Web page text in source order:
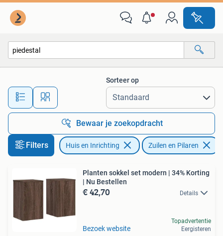
Alle afstanden…
Sorteer op
Bewaar je zoekopdracht
Filters Huis en Inrichting Zuilen en Pilaren
Planten sokkel set modern | 34% Korting
| Nu Bestellen
€ 42,70 Details
Bezoek website
Topadvertentie
Eergisteren